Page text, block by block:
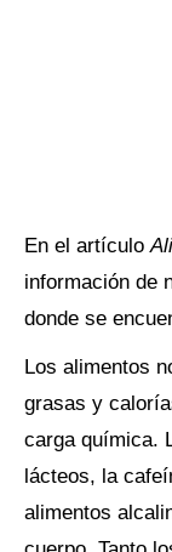
En el artículo
información de
donde se
Los alimentos
grasas y
carga química.
lácteos, la
alimentos